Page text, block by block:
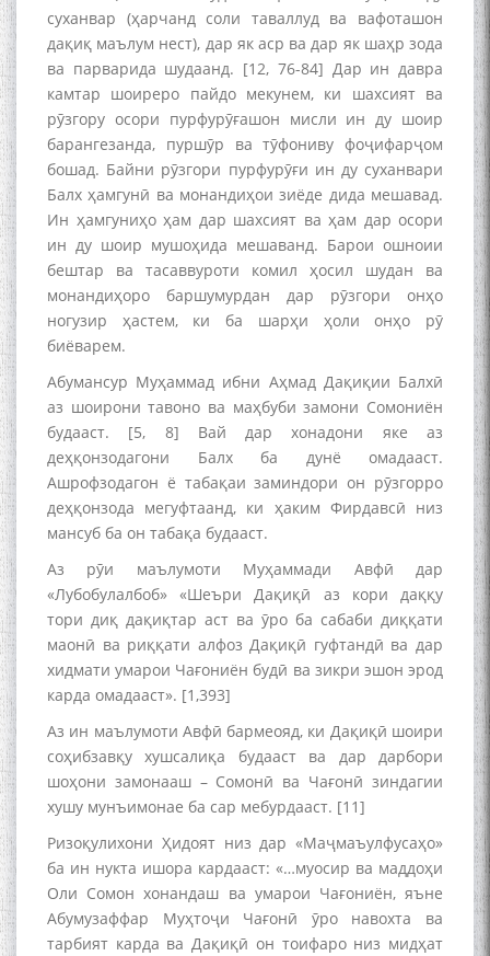
суханвар (ҳарчанд соли таваллуд ва вафоташон
дақиқ маълум нест), дар як аср ва дар як шаҳр зода
ва парварида шудаанд. [12, 76-84] Дар ин давра
камтар шоиреро пайдо мекунем, ки шахсият ва
рӯзгору осори пурфурӯғашон мисли ин ду шоир
барангезанда, пуршӯр ва тӯфониву фоҷифарҷом
бошад. Байни рӯзгори пурфурӯғи ин ду суханвари
Балх ҳамгунӣ ва монандиҳои зиёде дида мешавад.
Ин ҳамгуниҳо ҳам дар шахсият ва ҳам дар осори
ин ду шоир мушоҳида мешаванд. Барои ошноии
бештар ва тасаввуроти комил ҳосил шудан ва
монандиҳоро баршумурдан дар рӯзгори онҳо
ногузир ҳастем, ки ба шарҳи ҳоли онҳо рӯ
биёварем.
Абумансур Муҳаммад ибни Аҳмад Дақиқии Балхӣ
аз шоирони тавоно ва маҳбуби замони Сомониён
будааст. [5, 8] Вай дар хонадони яке аз
деҳқонзодагони Балх ба дунё омадааст.
Ашрофзодагон ё табақаи заминдори он рӯзгорро
деҳқонзода мегуфтаанд, ки ҳаким Фирдавсӣ низ
мансуб ба он табақа будааст.
Аз рӯи маълумоти Муҳаммади Авфӣ дар
«Лубобулалбоб» «Шеъри Дақиқӣ аз кори даққу
тори диқ дақиқтар аст ва ӯро ба сабаби диққати
маонӣ ва риққати алфоз Дақиқӣ гуфтандӣ ва дар
хидмати умарои Чағониён будӣ ва зикри эшон эрод
карда омадааст». [1,393]
Аз ин маълумоти Авфӣ бармеояд, ки Дақиқӣ шоири
соҳибзавқу хушсалиқа будааст ва дар дарбори
шоҳони замонааш – Сомонӣ ва Чағонӣ зиндагии
хушу мунъимонае ба сар мебурдааст. [11]
Ризоқулихони Ҳидоят низ дар «Маҷмаъулфусаҳо»
ба ин нукта ишора кардааст: «…муосир ва маддоҳи
Оли Сомон хонандаш ва умарои Чағониён, яъне
Абумузаффар Муҳтоҷи Чағонӣ ӯро навохта ва
тарбият карда ва Дақиқӣ он тоифаро низ мидҳат